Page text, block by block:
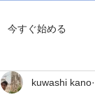
今すぐ始める
kuwashi kano